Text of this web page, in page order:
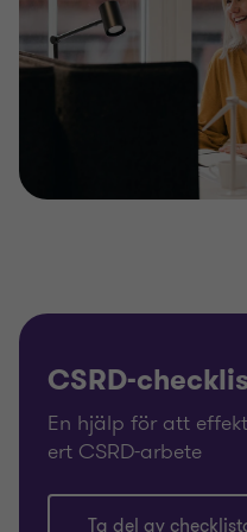
CSRD-
En hjälp för att
ert CSRD-arbete
Ta del av